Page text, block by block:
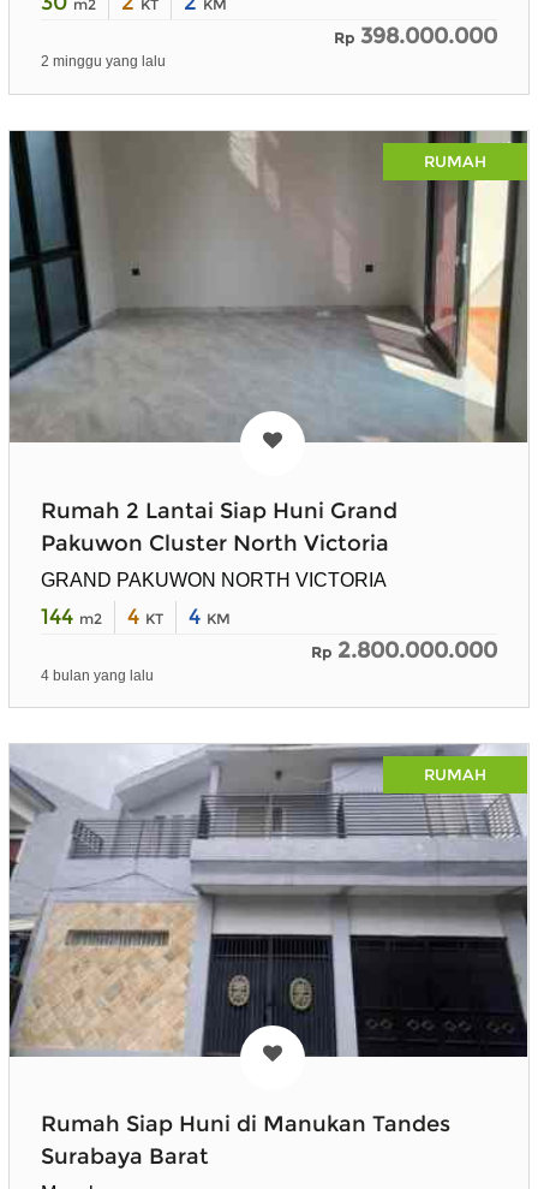
m2 KT
KM
Rp 398.000.000
2 minggu yang lalu
RUMAH
Rumah 2 Lantai Siap Huni Grand
Pakuwon Cluster North Victoria
GRAND PAKUWON NORTH VICTORIA
144 m2 4 KT 4 KM
Rp 2.800.000.000
4 bulan yang lalu
RUMAH
Rumah Siap Huni di Manukan Tandes
Surabaya Barat